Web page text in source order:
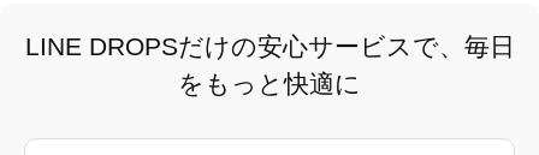
LINE DROPSだけの安心サービスで、毎日
をもっと快適に